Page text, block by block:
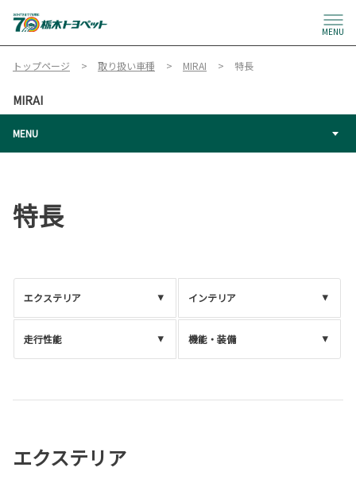
MENU
トップページ 取り扱い車種 MIRAI 特長
MIRAI
MENU
特長
エクステリア インテリア
走行性能 機能・装備
エクステリア